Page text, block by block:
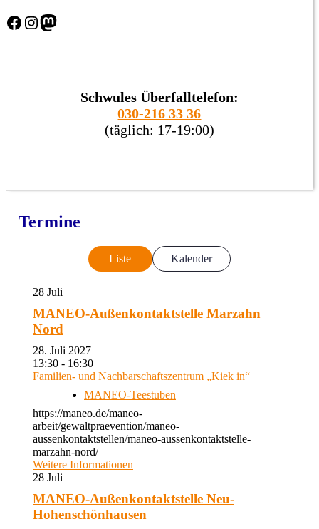
Facebook Instagram Mastodon
Schwules Überfalltelefon:
030-216 33 36
(täglich: 17-19:00)
Termine
Liste Kalender
28 Juli
MANEO-Außenkontaktstelle Marzahn
Nord
28. Juli 2027
13:30 - 16:30
Familien- und Nachbarschaftszentrum „Kiek in“
MANEO-Teestuben
https://maneo.de/maneo-
arbeit/gewaltpraevention/maneo-
aussenkontaktstellen/maneo-aussenkontaktstelle-
marzahn-nord/
Weitere Informationen
28 Juli
MANEO-Außenkontaktstelle Neu-
Hohenschönhausen